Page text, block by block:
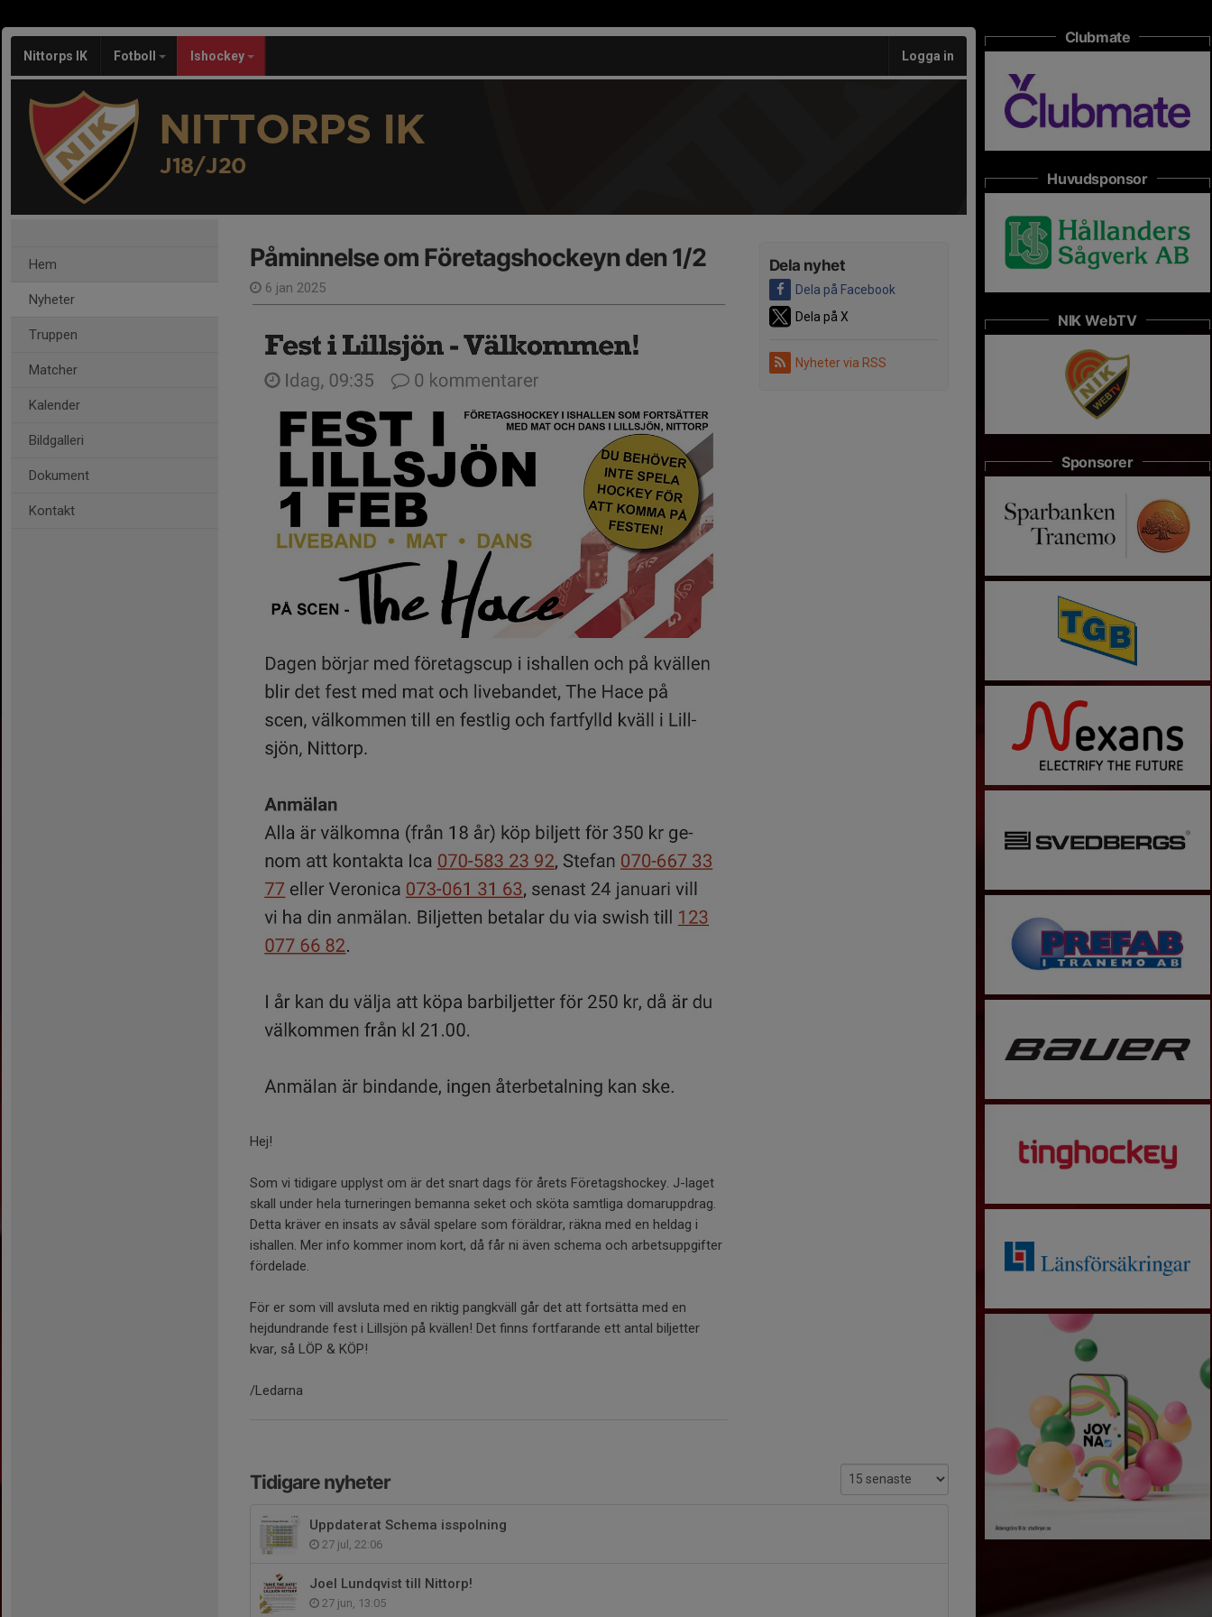
Nittorps IK Fotboll Ishockey Logga in
NITTORPS IK
J18/J20
Hem
Nyheter
Truppen
Matcher
Kalender
Bildgalleri
Dokument
Kontakt
Dela nyhet
Dela på Facebook
Dela på X
Nyheter via RSS
Påminnelse om Företagshockeyn den 1/2
6 jan 2025
Hej!
Som vi tidigare upplyst om är det snart dags för årets Företagshockey. J-laget
skall under hela turneringen bemanna seket och sköta samtliga domaruppdrag.
Detta kräver en insats av såväl spelare som föräldrar, räkna med en heldag i
ishallen. Mer info kommer inom kort, då får ni även schema och arbetsuppgifter
fördelade.
För er som vill avsluta med en riktig pangkväll går det att fortsätta med en
hejdundrande fest i Lillsjön på kvällen! Det finns fortfarande ett antal biljetter
kvar, så LÖP & KÖP!
/Ledarna
Tidigare nyheter
Uppdaterat Schema isspolning
27 jul, 22:06
Joel Lundqvist till Nittorp!
27 jun, 13:05
Clubmate
Huvudsponsor
NIK WebTV
Sponsorer